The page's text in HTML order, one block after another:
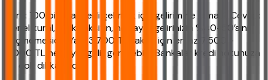
Soru: 100 bin lira kredi çekmek için gelirim ne olmalı? Cevap:
Genel kural, aylık taksitin, net aylık gelirinizin %40-50’sini
geçmemesidir. Yani 3,700 TL taksit için en az 7,500 -
9,000 TL net aylık gelir gerekebilir. Bankalar kredi notunuza
da çok dikkat eder.